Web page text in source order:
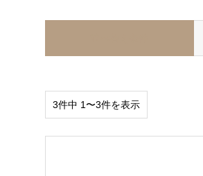
3件中 1〜3件を表示